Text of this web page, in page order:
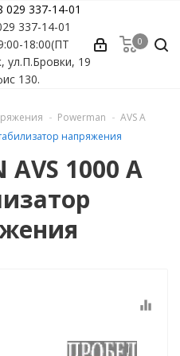
029 337-14-01
337-14-01
18:00(ПТ
ул.П.Бровки, 19
130.
0
Powerman
AVS A
напряжения
AVS 1000 A
equalizer